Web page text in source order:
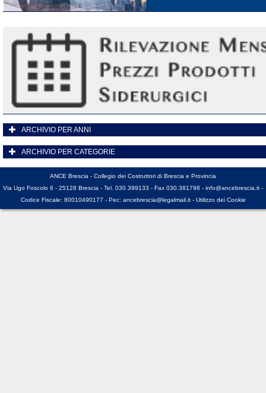
ARCHIVIO PER ANNI
ARCHIVIO PER CATEGORIE
ANCE Brescia - Collegio dei Costruttori di Brescia e Provincia
Via Ugo Foscolo 6 - 25128 Brescia - Tel. 030.399133 - Fax 030.381798 - info@ancebrescia.it -
Codice Fiscale: 80010490177 - Pec: ancebrescia@legalmail.it- Utilizzo dei Cookie